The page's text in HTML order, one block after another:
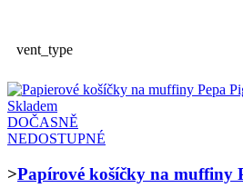
vent_type
Skladem
DOČASNĚ
NEDOSTUPNÉ
>Papírové košíčky na muffiny